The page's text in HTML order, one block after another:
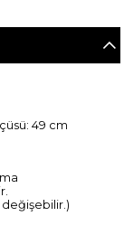
49 cm
değişebilir.)